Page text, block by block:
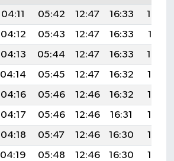
04:11 05:42 12:47 16:33
19:42
04:12 05:43 12:47 16:33
19:41
04:13 05:44 12:47 16:33
19:40
04:14 05:45 12:47 16:32
19:38
04:16 05:46 12:46 16:32
19:37
04:17 05:46 12:46 16:31
19:36
04:18 05:47 12:46 16:30
19:35
04:19 05:48 12:46 16:30
19:33